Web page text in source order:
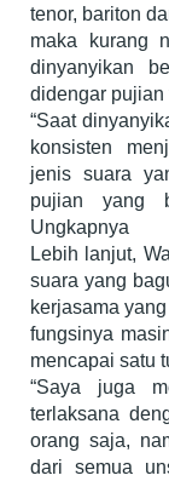
tenor, bariton
maka kurang
dinyanyikan
didengar pujian
“Saat
konsisten
jenis suara
pujian yang
Ungkapnya
Lebih lanjut,
suara yang
kerjasama
fungsinya
mencapai satu
“Saya juga
terlaksana
orang saja,
dari semua